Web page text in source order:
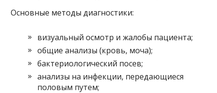
Основные методы диагностики:
визуальный осмотр и жалобы пациента;
общие анализы (кровь, моча);
бактериологический посев;
анализы на инфекции, передающиеся
половым путем;